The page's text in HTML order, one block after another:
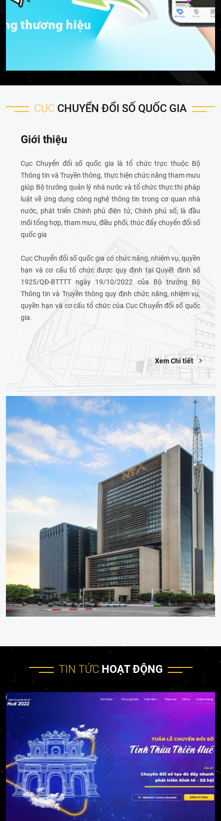
CỤC CHUYỂN ĐỔI SỐ QUỐC GIA
Giới thiệu
Cục Chuyển đổi số quốc gia là tổ chức trực thuộc Bộ
Thông tin và Truyền thông, thực hiện chức năng tham mưu
giúp Bộ trưởng quản lý nhà nước và tổ chức thực thi pháp
luật về ứng dụng công nghệ thông tin trong cơ quan nhà
nước, phát triển Chính phủ điện tử, Chính phủ số; là đầu
mối tổng hợp, tham mưu, điều phối, thúc đẩy chuyển đổi số
quốc gia
Cục Chuyển đổi số quốc gia có chức năng, nhiệm vụ, quyền
hạn và cơ cấu tổ chức được quy định tại Quyết định số
1925/QĐ-BTTTT ngày 19/10/2022 của Bộ trưởng Bộ
Thông tin và Truyền thông quy định chức năng, nhiệm vụ,
quyền hạn và cơ cấu tổ chức của Cục Chuyển đổi số quốc
gia.
Xem Chi tiết
TIN TỨC HOẠT ĐỘNG